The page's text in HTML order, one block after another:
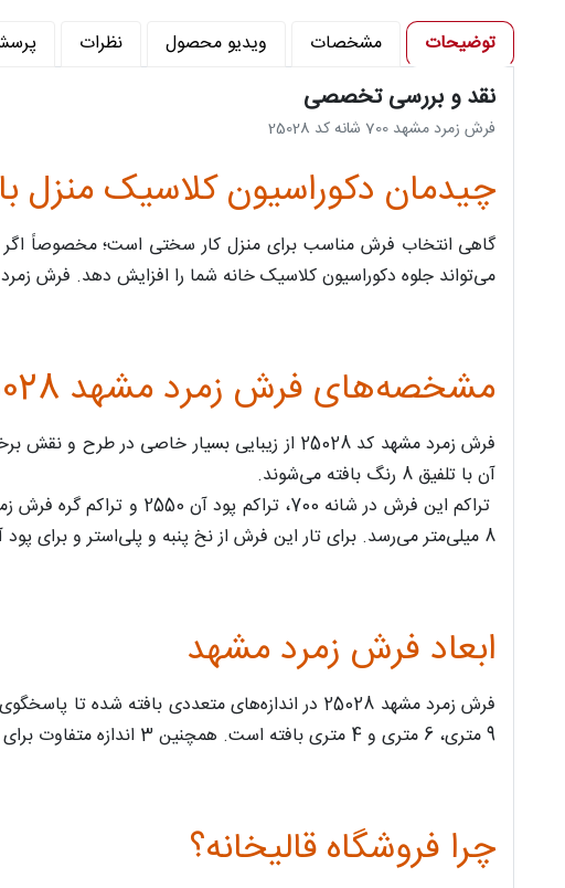
توضیحات مشخصات ویدیو محصول نظرات
نقد و بررسی تخصصی
فرش زمرد مشهد 700 شانه کد 25028
چیدمان دکوراسیون کلاسیک منزل با
گاهی انتخاب فرش مناسب برای منزل کار سختی است؛ مخصوصاً
می‌تواند جلوه دکوراسیون کلاسیک خانه شما را افزایش دهد. فرش زمرد مشهد کد 25028 برای دوستداران سبک کلاسیک و افراد سخت‌پسند می‌تواند
مشخصه‌های فرش زمرد مشهد 25028
فرش زمرد مشهد کد 25028 از زیبایی بسیار
آن با تلفیق 8 رنگ بافته می‌شوند.
8 میلی‌متر می‌رسد. برای تار این فرش از نخ پنبه و پلی‌استر و برای پود آن از نخی با جنس کنف و پنبه استفاده می‌شود‌.
ابعاد فرش زمرد مشهد
9 متری، 6 متری و 4 متری بافته است. همچنین 3 اندازه متفاوت برای کناره و سایز قالیچه 1*1.5 متری آن نیز به تولید رسیده است.
چرا فروشگاه قالیخانه؟